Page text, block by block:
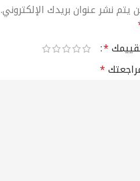
يتم نشر عنوان بريدك الإلكتروني.
*
*